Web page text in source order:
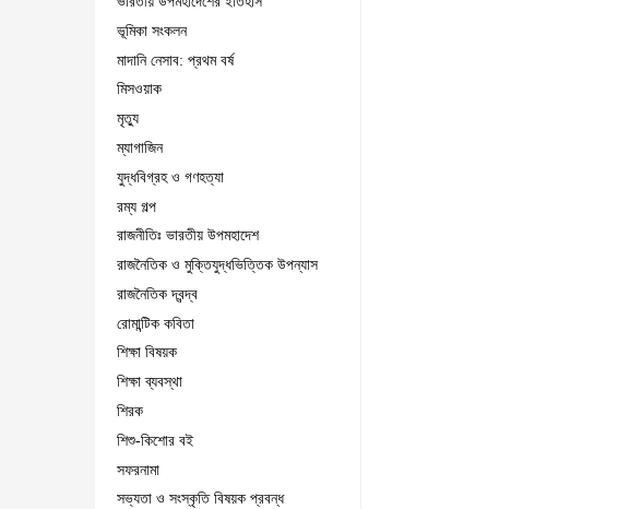
ভূমিকা সংকলন
মাদানি নেসাব: প্রথম বর্ষ
মিসওয়াক
মৃত্যু
ম্যাগাজিন
যুদ্ধবিগ্রহ ও গণহত্যা
রম্য গল্প
রাজনীতিঃ ভারতীয় উপমহাদেশ
রাজনৈতিক ও মুক্তিযুদ্ধভিত্তিক উপন্যাস
রাজনৈতিক দ্বন্দ্ব
রোমান্টিক কবিতা
শিক্ষা বিষয়ক
শিক্ষা ব্যবস্থা
শিরক
শিশু-কিশোর বই
সফরনামা
সভ্যতা ও সংস্কৃতি বিষয়ক প্রবন্ধ